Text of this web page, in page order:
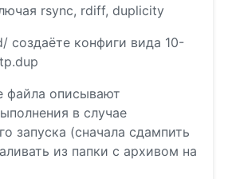
rsync, rdiff, duplicity
создаёте конфиги вида 10-
файла описывают
в случае
запуска (сначала сдампить
из папки с архивом на